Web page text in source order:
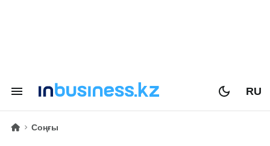
RU
Соңғы